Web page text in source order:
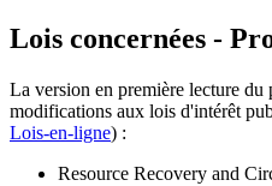
Lois concernées -
La version en première lecture du
modifications aux lois d'intérêt
Lois-en-ligne) :
Resource Recovery and